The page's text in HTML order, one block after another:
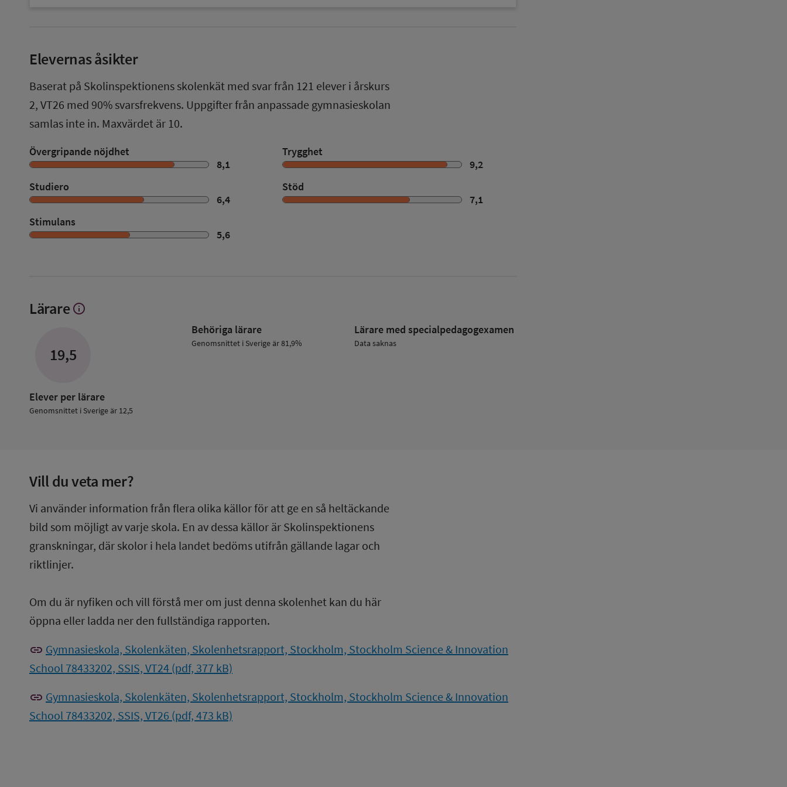
Elevernas åsikter
Baserat på Skolinspektionens skolenkät med svar från 121 elever i årskurs
2, VT26 med 90% svarsfrekvens. Uppgifter från anpassade gymnasieskolan
samlas inte in. Maxvärdet är 10.
Övergripande nöjdhet
8,1
Trygghet
9,2
Studiero
6,4
Stöd
7,1
Stimulans
5,6
Lärare Visa
info
19,5
Elever per lärare
Genomsnittet i Sverige är 12,5
Behöriga lärare
Genomsnittet i Sverige är 81,9%
Lärare med specialpedagog­examen
Data saknas
Vill du veta mer?
Vi använder information från flera olika källor för att ge en så heltäckande
bild som möjligt av varje skola. En av dessa källor är Skolinspektionens
granskningar, där skolor i hela landet bedöms utifrån gällande lagar och
riktlinjer.
Om du är nyfiken och vill förstå mer om just denna skolenhet kan du här
öppna eller ladda ner den fullständiga rapporten.
link Gymnasieskola, Skolenkäten, Skolenhetsrapport, Stockholm, Stockholm Science & Innovation
School 78433202, SSIS, VT24 (pdf, 377 kB)
link Gymnasieskola, Skolenkäten, Skolenhetsrapport, Stockholm, Stockholm Science & Innovation
School 78433202, SSIS, VT26 (pdf, 473 kB)